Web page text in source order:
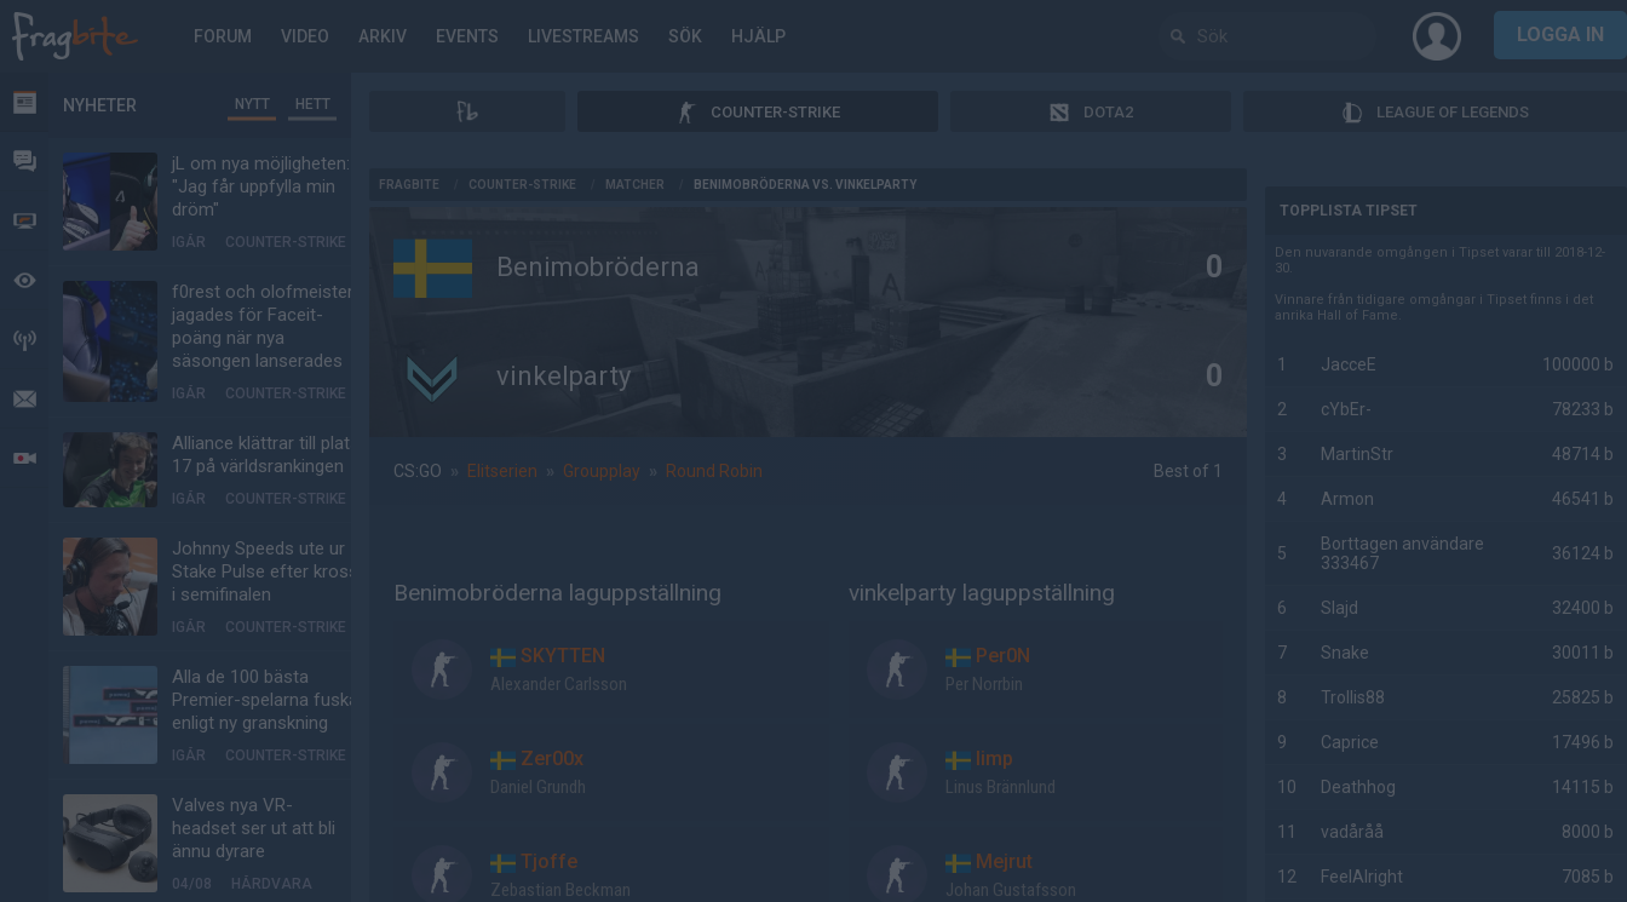
FORUM VIDEO ARKIV EVENTS LIVESTREAMS SÖK HJÄLP LOGGA IN
NYHETER
FORUM
VIDEO
BEVAKAT
HÄNDELSER
MEDDELANDEN
LIVESÄNDNINGAR
NYHETER NYTT HETT
jL om nya möjligheten:
"Jag får uppfylla min
dröm"
IGÅR COUNTER-STRIKE
f0rest och olofmeister
jagades för Faceit-
poäng när nya
säsongen lanserades
IGÅR COUNTER-STRIKE
Alliance klättrar till plats
17 på världsrankingen
IGÅR COUNTER-STRIKE
Johnny Speeds ute ur
Stake Pulse efter kross
i semifinalen
IGÅR COUNTER-STRIKE
Alla de 100 bästa
Premier-spelarna fuskar
enligt ny granskning
IGÅR COUNTER-STRIKE
Valves nya VR-
headset ser ut att bli
ännu dyrare
04/08 HÅRDVARA
COUNTER-STRIKE DOTA2 LEAGUE OF LEGENDS
FRAGBITE COUNTER-STRIKE MATCHER BENIMOBRÖDERNA VS. VINKELPARTY
Benimobröderna 0
vinkelparty 0
CS:GO » Elitserien » Groupplay » Round Robin Best of 1
Benimobröderna laguppställning
SKYTTEN
Alexander Carlsson
Zer00x
Daniel Grundh
Tjoffe
Zebastian Beckman
vinkelparty laguppställning
Per0N
Per Norrbin
limp
Linus Brännlund
Mejrut
Johan Gustafsson
TOPPLISTA TIPSET
Den nuvarande omgången i Tipset varar till 2018-12-
30.
Vinnare från tidigare omgångar i Tipset finns i det
anrika Hall of Fame.
1 JacceE 100000 b
2 cYbEr- 78233 b
3 MartinStr 48714 b
4 Armon 46541 b
5
Borttagen användare
333467
36124 b
6 Slajd 32400 b
7 Snake 30011 b
8 Trollis88 25825 b
9 Caprice 17496 b
10 Deathhog 14115 b
11 vadåråå 8000 b
12 FeelAlright 7085 b